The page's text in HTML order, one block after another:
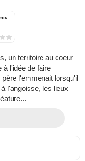
un territoire au coeur
à l'idée de faire
l'emmenait lorsqu'il
l'angoisse, les lieux